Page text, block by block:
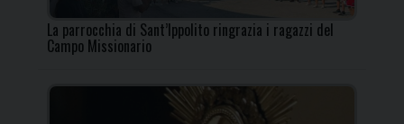
La parrocchia di Sant’Ippolito ringrazia i ragazzi del
Campo Missionario